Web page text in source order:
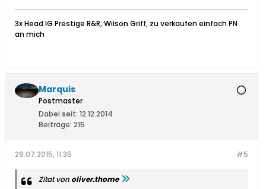
3x Head IG Prestige R&R, Wilson Griff, zu verkaufen einfach PN
an mich
Marquis
Postmaster
Dabei seit: 12.12.2014
Beiträge: 215
#5
29.07.2015, 11:35
Zitat von oliver.thome